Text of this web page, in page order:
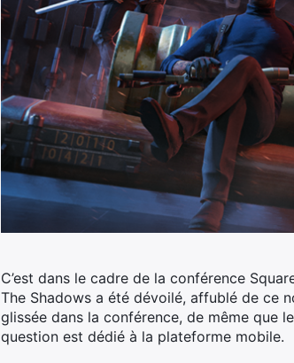
C’est dans le cadre de la conférence
The Shadows a été dévoilé, affublé de ce
glissée dans la conférence, de même que
question est dédié à la plateforme mobile.